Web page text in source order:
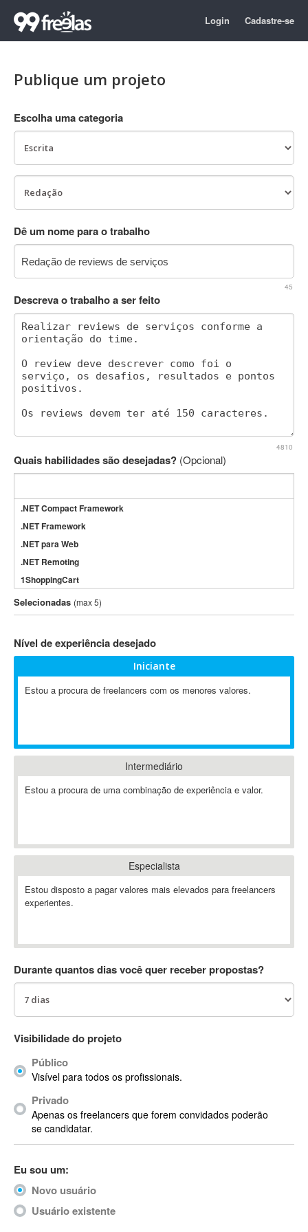
Login Cadastre-se
Publique um projeto
Escolha uma categoria
Dê um nome para o trabalho
45
Descreva o trabalho a ser feito
4810
Quais habilidades são desejadas? (Opcional)
.NET Compact Framework
.NET Framework
.NET para Web
.NET Remoting
1ShoppingCart
3DS Max
3GSM
802.11
A-GPS
ABAP
Abaqus
ABBYY FineReader
Ableton
Ableton Push
Abstract
AC3
ACID Pro
ACPI
Acrobat
Acrobat X
Acronis
ACT
Actimize
ActionScript
ActionScript 3
Selecionadas (max 5)
Nível de experiência desejado
Iniciante
Estou a procura de freelancers com os menores valores.
Intermediário
Estou a procura de uma combinação de experiência e valor.
Especialista
Estou disposto a pagar valores mais elevados para freelancers
experientes.
Durante quantos dias você quer receber propostas?
Visibilidade do projeto
Público
Visível para todos os profissionais.
Privado
Apenas os freelancers que forem convidados poderão
se candidatar.
Eu sou um:
Novo usuário
Usuário existente